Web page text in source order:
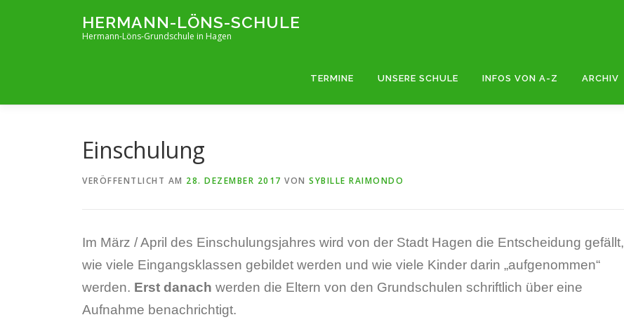
HERMANN-LÖNS-SCHULE
Hermann-Löns-Grundschule in Hagen
TERMINE UNSERE SCHULE INFOS VON A-Z ARCHIV
Einschulung
VERÖFFENTLICHT AM 28. DEZEMBER 2017 VON SYBILLE RAIMONDO
Im März / April des Einschulungsjahres wird von der Stadt Hagen die Entscheidung gefällt,
wie viele Eingangsklassen gebildet werden und wie viele Kinder darin „aufgenommen“
werden. Erst danach werden die Eltern von den Grundschulen schriftlich über eine
Aufnahme benachrichtigt.